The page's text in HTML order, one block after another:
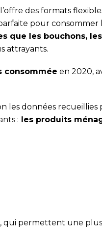
des formats
pour
que les bouchons,
attrayants.
consommée en 2020,
les données recueillies
: les produits
qui permettent une